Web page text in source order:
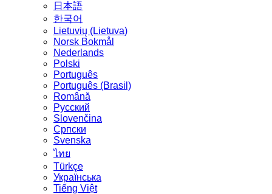
日本語
한국어
Lietuvių (Lietuva)
‪Norsk Bokmål‬
Nederlands
Polski
Português
Português (Brasil)
Română
Русский
Slovenčina
Српски
Svenska
ไทย
Türkçe
Українська
Tiếng Việt